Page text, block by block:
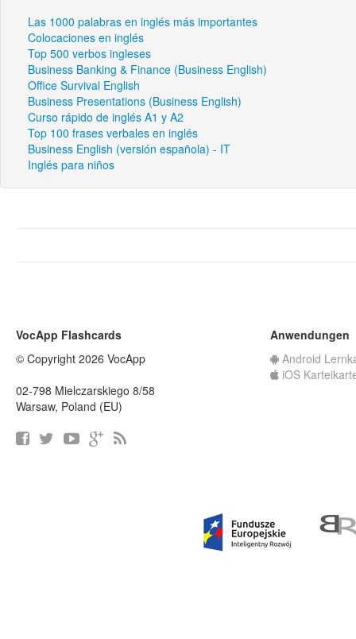
Las 1000 palabras en inglés más importantes
Colocaciones en inglés
Top 500 verbos ingleses
Business Banking & Finance (Business English)
Office Survival English
Business Presentations (Business English)
Curso rápido de inglés A1 y A2
Top 100 frases verbales en inglés
Business English (versión española) - IT
Inglés para niños
VocApp Flashcards
© Copyright 2026 VocApp
02-798 Mielczarskiego 8/58
Warsaw, Poland (EU)
Anwendungen
Android
iOS